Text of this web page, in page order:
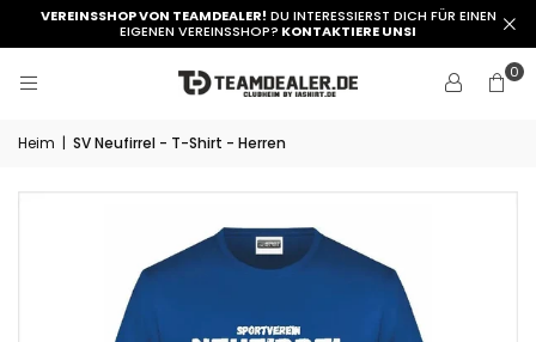
VEREINSSHOP VON TEAMDEALER! DU INTERESSIERST DICH FÜR EINEN
EIGENEN VEREINSSHOP? KONTAKTIERE UNSI
0
Heim | SV Neufirrel - T-Shirt - Herren